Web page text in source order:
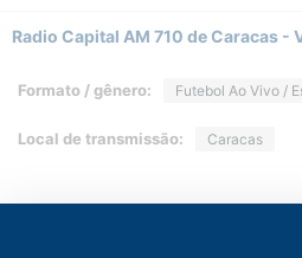
Radio Capital AM 710 de Caracas -
Formato / gênero: Futebol Ao Vivo /
Local de transmissão: Caracas